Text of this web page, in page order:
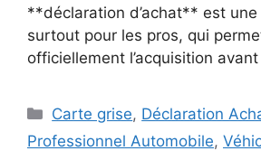
**déclaration d’achat** est
surtout pour les pros, qui
officiellement l’acquisition
Catégories
Carte grise, Déclaration
Professionnel Automobile,